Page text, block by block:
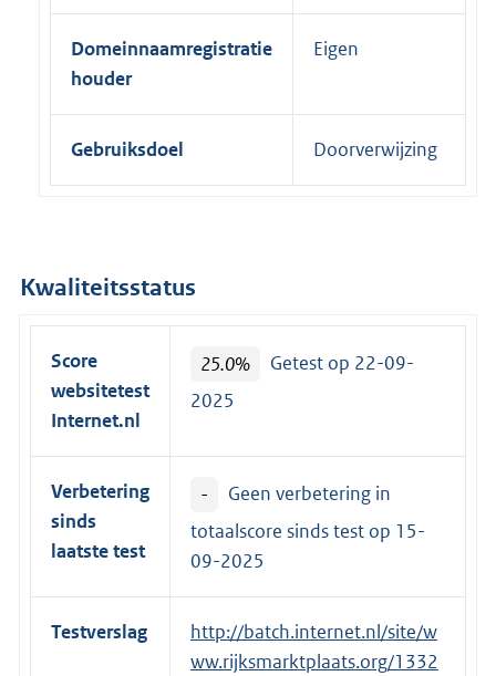
n
k
Domeinnaamregistratie
houder
Eigen
Gebruiksdoel Doorverwijzing
Kwaliteitsstatus
Score
websitetest
Internet.nl
25.0%
Getest op 22-09-
2025
Verbetering
sinds
laatste test
-
Geen verbetering in
totaalscore sinds test op 15-
09-2025
Testverslag
E
x
http://batch.internet.nl/site/w
ww.rijksmarktplaats.org/1332